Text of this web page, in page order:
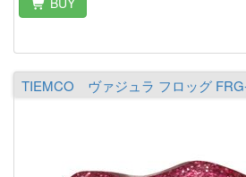
TIEMCO ヴァジュラ フロッグ